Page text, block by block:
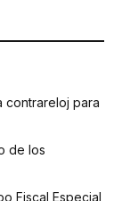
contrareloj para
de los
Fiscal Especial